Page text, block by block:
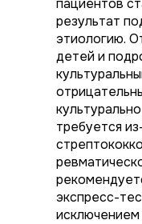
пациентов
результат
этиологию.
детей и
требуется
экспресс-
исключением